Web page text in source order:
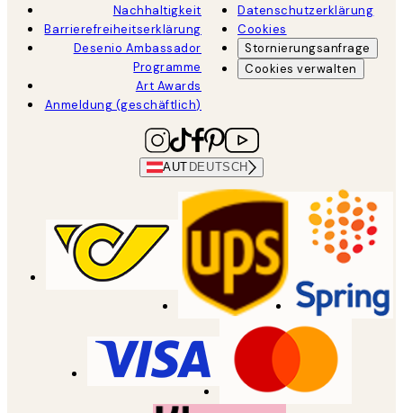
Nachhaltigkeit
Barrierefreiheitserklärung
Desenio Ambassador
Programme
Art Awards
Anmeldung (geschäftlich)
Datenschutzerklärung
Cookies
Stornierungsanfrage
Cookies verwalten
AUT DEUTSCH